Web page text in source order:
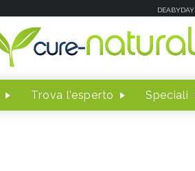
DEABYDAY
Trova l'esperto Speciali